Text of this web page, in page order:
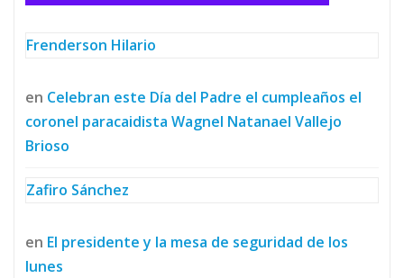
Frenderson Hilario
en Celebran este Día del Padre el cumpleaños el
coronel paracaidista Wagnel Natanael Vallejo
Brioso
Zafiro Sánchez
en El presidente y la mesa de seguridad de los
lunes